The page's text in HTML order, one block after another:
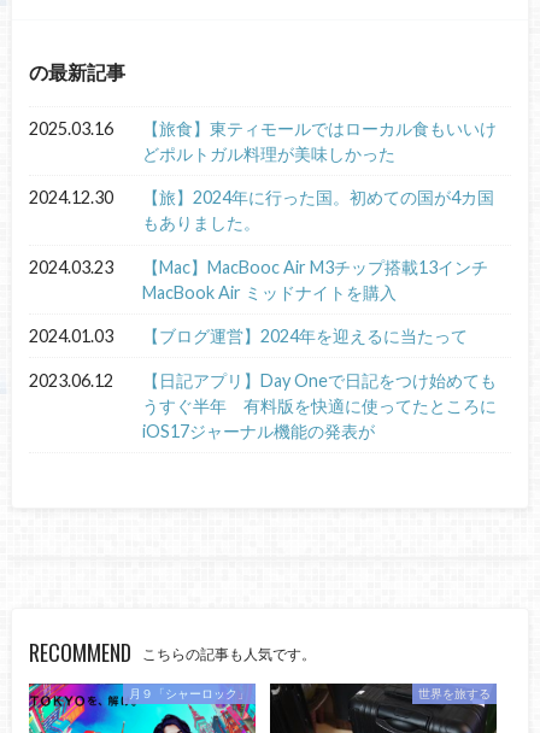
の最新記事
2025.03.16
【旅食】東ティモールではローカル食もいいけ
どポルトガル料理が美味しかった
2024.12.30
【旅】2024年に行った国。初めての国が4カ国
もありました。
2024.03.23
【Mac】MacBooc Air M3チップ搭載13インチ
MacBook Air ミッドナイトを購入
2024.01.03 【ブログ運営】2024年を迎えるに当たって
2023.06.12
【日記アプリ】Day Oneで日記をつけ始めても
うすぐ半年 有料版を快適に使ってたところに
iOS17ジャーナル機能の発表が
RECOMMEND こちらの記事も人気です。
月９「シャーロック」 世界を旅する